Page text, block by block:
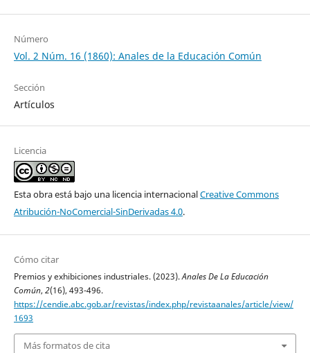
Número
Vol. 2 Núm. 16 (1860): Anales de la Educación Común
Sección
Artículos
Licencia
Esta obra está bajo una licencia internacionalCreative Commons
Atribución-NoComercial-SinDerivadas 4.0.
Cómo citar
Premios y exhibiciones industriales. (2023).Anales De La Educación
Común, 2(16), 493-496.
https://cendie.abc.gob.ar/revistas/index.php/revistaanales/article/view/
1693
Más formatos de cita